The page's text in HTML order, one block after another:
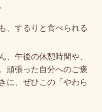
、するりと食べられる
、午後の休憩時間や、
頑張った自分へのご褒
に、ぜひこの「やわら